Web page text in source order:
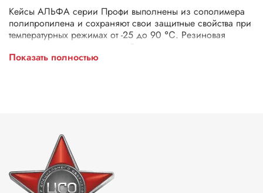
Кейсы АЛЬФА серии Профи выполнены из сополимера
полипропилена и сохраняют свои защитные свойства при
температурных режимах от -25 до 90 ℃. Резиновая
прокладка делает данные кейсы герметичными и
водонепроницаемыми. На всех моделях имеется клапан
Показать полностью